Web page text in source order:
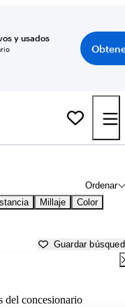
y usados
Ordenar
Millaje Color
Guardar
del concesionario